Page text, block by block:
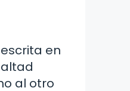
en
al otro